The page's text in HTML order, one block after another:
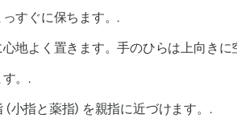
すぐに保ちます。.
地よく置きます。手のひらは上向きに
。.
(小指と薬指) を親指に近づけます。.